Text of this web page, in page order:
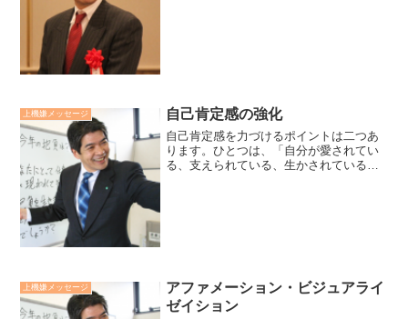
上機嫌メッセージ 自己肯定感の強化
自己肯定感を力づけるポイントは二つあ
ります。ひとつは、「自分が愛されてい
る、支えられている、生かされていると
上機嫌メッセージ
アファメーション・ビジュアライ
ゼイション